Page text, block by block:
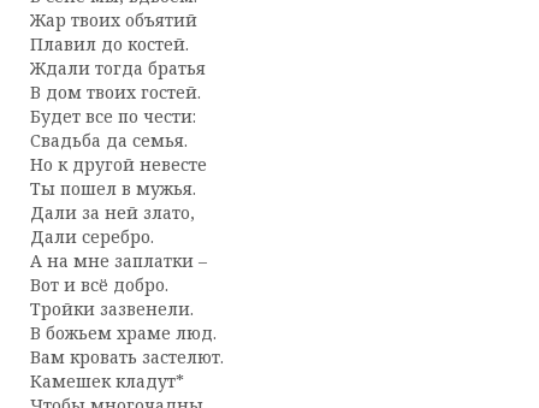
Жар твоих объятий
Плавил до костей.
Ждали тогда братья
В дом твоих гостей.
Будет все по чести:
Свадьба да семья.
Но к другой невесте
Ты пошел в мужья.
Дали за ней злато,
Дали серебро.
А на мне заплатки –
Вот и всё добро.
Тройки зазвенели.
В божьем храме люд.
Вам кровать застелют.
Камешек кладут*